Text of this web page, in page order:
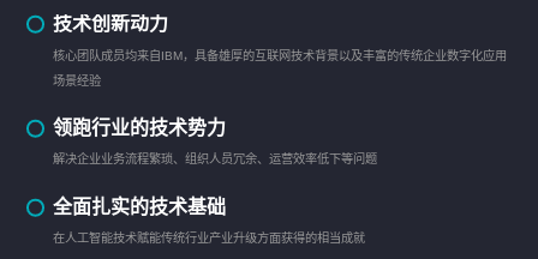
技术创新动力
核心团队成员均来自IBM，具备雄厚的互联网技术背景以及丰富的传统企业数字化应用
场景经验
领跑行业的技术势力
解决企业业务流程繁琐、组织人员冗余、运营效率低下等问题
全面扎实的技术基础
在人工智能技术赋能传统行业产业升级方面获得的相当成就